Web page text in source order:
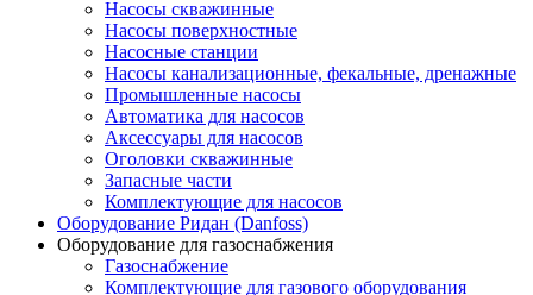
Насосы скважинные
Насосы поверхностные
Насосные станции
Насосы канализационные, фекальные, дренажные
Промышленные насосы
Автоматика для насосов
Аксессуары для насосов
Оголовки скважинные
Запасные части
Комплектующие для насосов
Оборудование Ридан (Danfoss)
Оборудование для газоснабжения
Газоснабжение
Комплектующие для газового оборудования